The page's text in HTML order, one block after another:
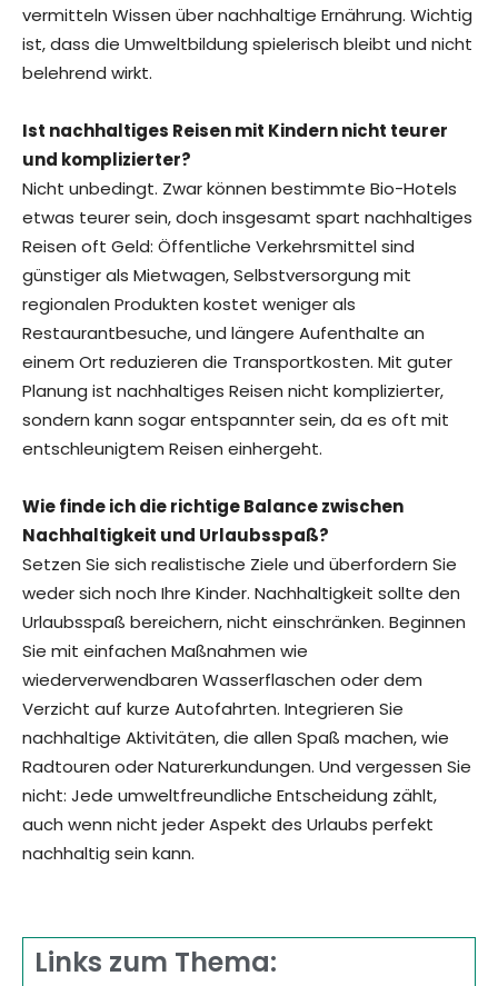
vermitteln Wissen über nachhaltige Ernährung. Wichtig
ist, dass die Umweltbildung spielerisch bleibt und nicht
belehrend wirkt.
Ist nachhaltiges Reisen mit Kindern nicht teurer
und komplizierter?
Nicht unbedingt. Zwar können bestimmte Bio-Hotels
etwas teurer sein, doch insgesamt spart nachhaltiges
Reisen oft Geld: Öffentliche Verkehrsmittel sind
günstiger als Mietwagen, Selbstversorgung mit
regionalen Produkten kostet weniger als
Restaurantbesuche, und längere Aufenthalte an
einem Ort reduzieren die Transportkosten. Mit guter
Planung ist nachhaltiges Reisen nicht komplizierter,
sondern kann sogar entspannter sein, da es oft mit
entschleunigtem Reisen einhergeht.
Wie finde ich die richtige Balance zwischen
Nachhaltigkeit und Urlaubsspaß?
Setzen Sie sich realistische Ziele und überfordern Sie
weder sich noch Ihre Kinder. Nachhaltigkeit sollte den
Urlaubsspaß bereichern, nicht einschränken. Beginnen
Sie mit einfachen Maßnahmen wie
wiederverwendbaren Wasserflaschen oder dem
Verzicht auf kurze Autofahrten. Integrieren Sie
nachhaltige Aktivitäten, die allen Spaß machen, wie
Radtouren oder Naturerkundungen. Und vergessen Sie
nicht: Jede umweltfreundliche Entscheidung zählt,
auch wenn nicht jeder Aspekt des Urlaubs perfekt
nachhaltig sein kann.
Links zum Thema: